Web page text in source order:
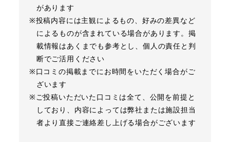
があります
※投稿内容には主観によるもの、好みの差異など
によるものが含まれている場合があります。掲
載情報はあくまでも参考とし、個人の責任と判
断でご活用ください
※口コミの掲載までにお時間をいただく場合がご
ざいます
※ご投稿いただいた口コミは全て、公開を前提と
しており、内容によっては弊社または施設担当
者より直接ご連絡差し上げる場合がございます